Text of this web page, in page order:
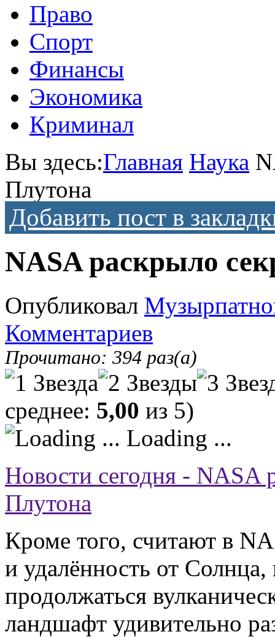
Право
Спорт
Финансы
Экономика
Криминал
Вы здесь:Главная Наука
Плутона
Добавить пост в
NASA раскрыло
Опубликовал
Комментариев
Прочитано: 394 раз(а)
среднее: 5,00 из 5)
Loading ...
Новости сегодня - NASA
Плутона
Кроме того, считают в
и удалённость от
продолжаться
ландшафт удивительно